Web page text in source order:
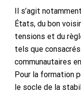
Il s’agit
États, du bon
tensions et du
tels que
communautaires
Pour la formation
le socle de la